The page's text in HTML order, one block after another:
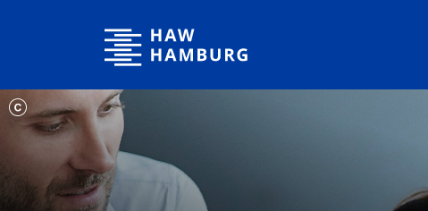
Hochschule für Angewandte Wissenschaften Hamburg